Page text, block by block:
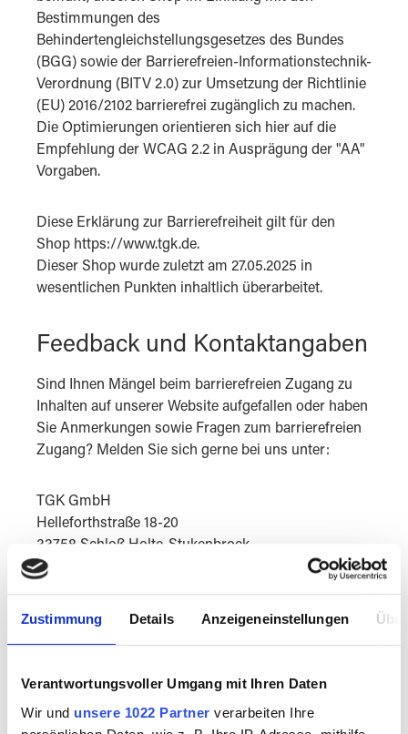
Zustimmung Details Anzeigeneinstellungen
Verantwortungsvoller Umgang mit Ihren Daten
Wir und unsere 1022 Partner verarbeiten Ihre
Bestimmungen des
Behindertengleichstellungsgesetzes des Bundes
(BGG) sowie der Barrierefreien-Informationstechnik-
Verordnung (BITV 2.0) zur Umsetzung der Richtlinie
(EU) 2016/2102 barrierefrei zugänglich zu machen.
Die Optimierungen orientieren sich hier auf die
Empfehlung der WCAG 2.2 in Ausprägung der "AA"
Vorgaben.
Diese Erklärung zur Barrierefreiheit gilt für den
Shop https://www.tgk.de.
Dieser Shop wurde zuletzt am 27.05.2025 in
wesentlichen Punkten inhaltlich überarbeitet.
Feedback und Kontaktangaben
Sind Ihnen Mängel beim barrierefreien Zugang zu
Inhalten auf unserer Website aufgefallen oder haben
Sie Anmerkungen sowie Fragen zum barrierefreien
Zugang? Melden Sie sich gerne bei uns unter:
TGK GmbH
Helleforthstraße 18-20
33758 Schloß Holte-Stukenbrock
Fon +49(0)5207-9128-0
E-Mail
tgk@tgk.de
Stand der Vereinbarkeit mit den
Anforderungen